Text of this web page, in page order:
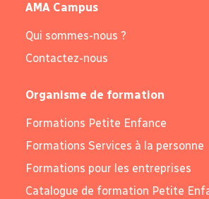
AMA Campus
Qui sommes-nous ?
Contactez-nous
Organisme de formation
Formations Petite Enfance
Formations Services à la personne
Formations pour les entreprises
Catalogue de formation Petite